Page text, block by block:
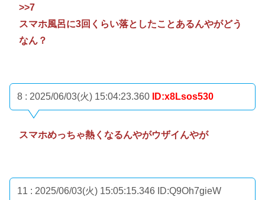
>>7
スマホ風呂に3回くらい落としたことあるんやがどう
なん？
8 : 2025/06/03(火) 15:04:23.360 ID:x8Lsos530
スマホめっちゃ熱くなるんやがウザイんやが
11 : 2025/06/03(火) 15:05:15.346 ID:Q9Oh7gieW